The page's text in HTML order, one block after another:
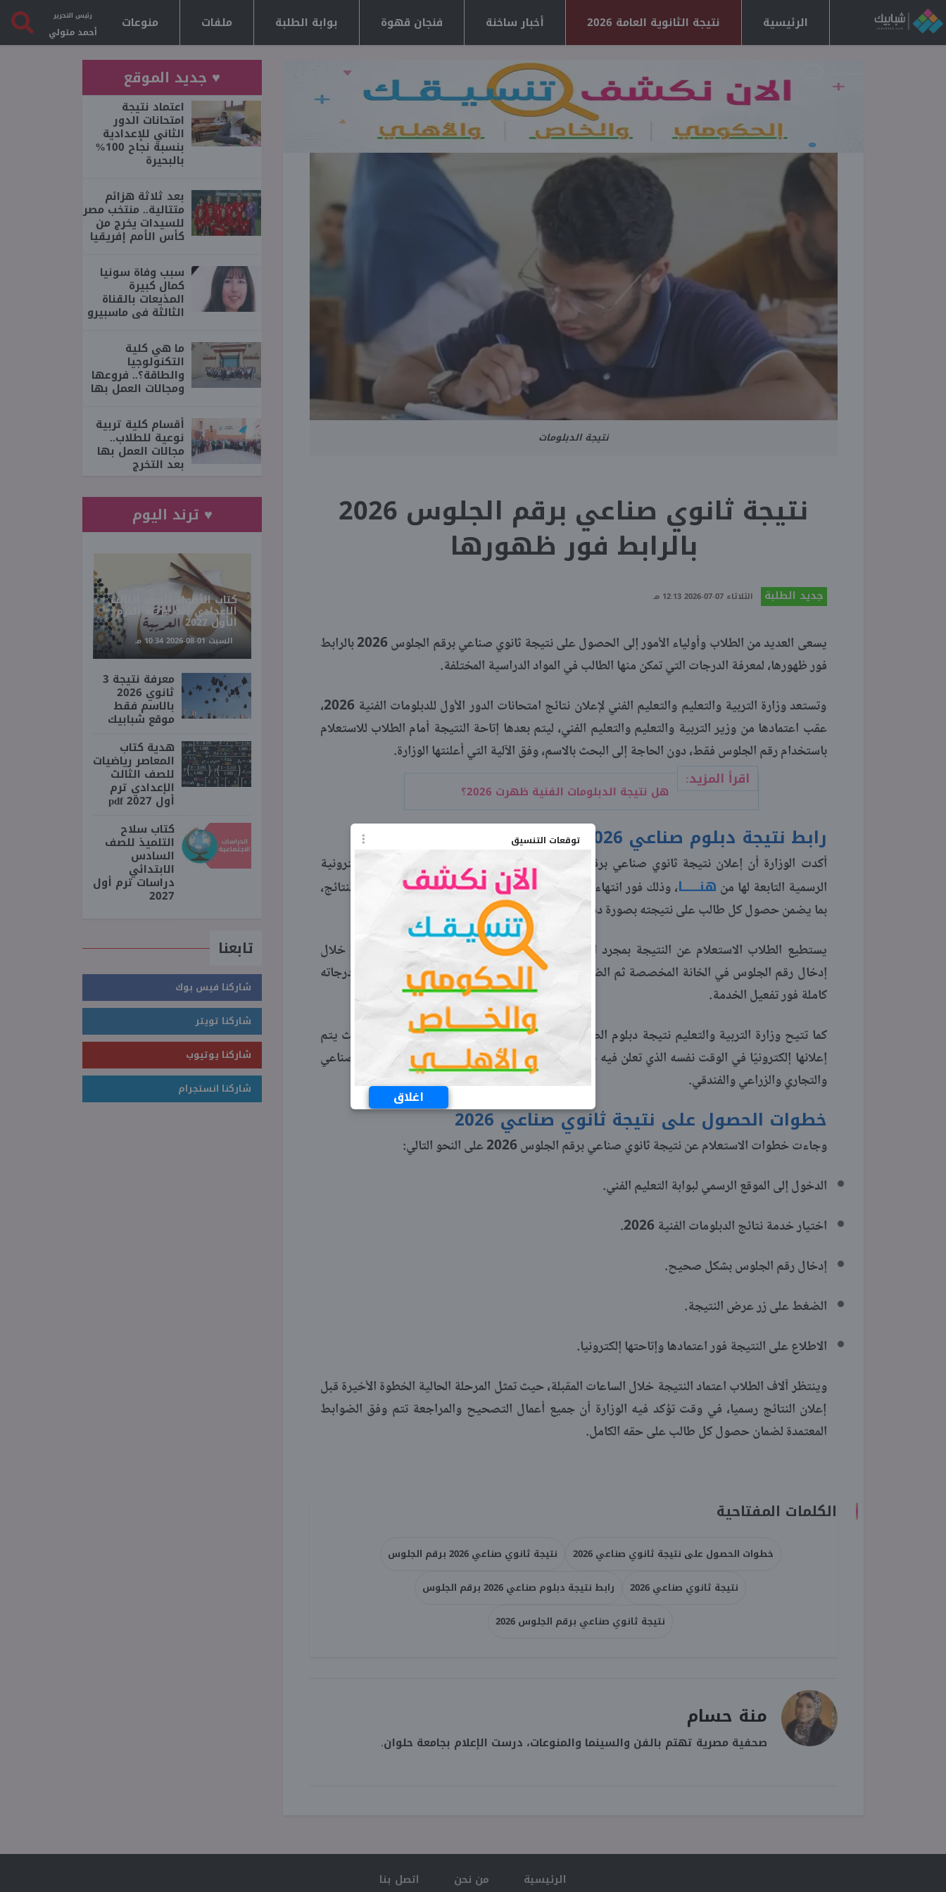
توقعات التنسيق
اغلاق
الرئيسية نتيجة الثانوية العامة 2026 أخبار ساخنة فنجان قهوة بوابة الطلبة ملفات منوعات رئيس التحرير
أحمد متولي
نتيجة الدبلومات
نتيجة ثانوي صناعي برقم الجلوس 2026
بالرابط فور ظهورها
جديد الطلبة الثلاثاء 07-07-2026 12:13 مـ
يسعى العديد من الطلاب وأولياء الأمور إلى الحصول على نتيجة ثانوي صناعي برقم الجلوس 2026 بالرابط
فور ظهورها، لمعرفة الدرجات التي تمكن منها الطالب في المواد الدراسية المختلفة.
وتستعد وزارة التربية والتعليم والتعليم الفني لإعلان نتائج امتحانات الدور الأول للدبلومات الفنية 2026،
عقب اعتمادها من وزير التربية والتعليم والتعليم الفني، ليتم بعدها إتاحة النتيجة أمام الطلاب للاستعلام
باستخدام رقم الجلوس فقط، دون الحاجة إلى البحث بالاسم، وفق الآلية التي أعلنتها الوزارة.
اقرأ المزيد:
هل نتيجة الدبلومات الفنية ظهرت 2026؟
رابط نتيجة دبلوم صناعي 2026 برقم الجلوس
أكدت الوزارة أن إعلان نتيجة ثانوي صناعي برقم الجلوس 2026 سيتم من خلال المنصات الإلكترونية
الرسمية التابعة لها من هنــــــا، وذلك فور انتهاء جميع إجراءات المراجعة ورصد الدرجات واعتماد النتائج،
بما يضمن حصول كل طالب على نتيجته بصورة دقيقة وسريعة.
يستطيع الطلاب الاستعلام عن النتيجة بمجرد اعتمادها رسميا عبر بوابة التعليم الفني، وذلك من خلال
إدخال رقم الجلوس في الخانة المخصصة ثم الضغط على زر عرض النتيجة، لتظهر بيانات الطالب ودرجاته
كاملة فور تفعيل الخدمة.
كما تتيح وزارة التربية والتعليم نتيجة دبلوم الصنايع ضمن نتائج الدبلومات الفنية للدور الأول، حيث يتم
إعلانها إلكترونيًا في الوقت نفسه الذي تعلن فيه نتائج باقي التخصصات الفنية، بما يشمل التعليم الصناعي
والتجاري والزراعي والفندقي.
خطوات الحصول على نتيجة ثانوي صناعي 2026
وجاءت خطوات الاستعلام عن نتيجة ثانوي صناعي برقم الجلوس 2026 على النحو التالي:
الدخول إلى الموقع الرسمي لبوابة التعليم الفني.
اختيار خدمة نتائج الدبلومات الفنية 2026.
إدخال رقم الجلوس بشكل صحيح.
الضغط على زر عرض النتيجة.
الاطلاع على النتيجة فور اعتمادها وإتاحتها إلكترونيا.
وينتظر آلاف الطلاب اعتماد النتيجة خلال الساعات المقبلة، حيث تمثل المرحلة الحالية الخطوة الأخيرة قبل
إعلان النتائج رسميا، في وقت تؤكد فيه الوزارة أن جميع أعمال التصحيح والمراجعة تتم وفق الضوابط
المعتمدة لضمان حصول كل طالب على حقه الكامل.
الكلمات المفتاحية
خطوات الحصول على نتيجة ثانوي صناعي 2026
نتيجة ثانوي صناعي 2026 برقم الجلوس
نتيجة ثانوي صناعي 2026
رابط نتيجة دبلوم صناعي 2026 برقم الجلوس
نتيجة ثانوي صناعي برقم الجلوس 2026
منة حسام
صحفية مصرية تهتم بالفن والسينما والمنوعات، درست الإعلام بجامعة حلوان.
♥ جديد الموقع
اعتماد نتيجة
امتحانات الدور
الثاني للإعدادية
بنسبة نجاح 100%
بالبحيرة
بعد ثلاثة هزائم
متتالية.. منتخب مصر
للسيدات يخرج من
كأس الأمم إفريقيا
سبب وفاة سونيا
كمال كبيرة
المذيعات بالقناة
الثالثة فى ماسبيرو
ما هي كلية
التكنولوجيا
والطاقة؟.. فروعها
ومجالات العمل بها
أقسام كلية تربية
نوعية للطلاب..
مجالات العمل بها
بعد التخرج
♥ ترند اليوم
كتاب الأضواء للصف الثالث
الإعدادي لغة عربية الترم
الأول 2027
السبت 01-08-2026 10:34 مـ
معرفة نتيجة 3
ثانوي 2026
بالاسم فقط
موقع شبابيك
هدية كتاب
المعاصر رياضيات
للصف الثالث
الإعدادي ترم
أول 2027 pdf
كتاب سلاح
التلميذ للصف
السادس
الابتدائي
دراسات ترم أول
2027
تابعنا
شاركنا فيس بوك
شاركنا تويتر
شاركنا يوتيوب
شاركنا انستجرام
الرئيسية من نحن اتصل بنا